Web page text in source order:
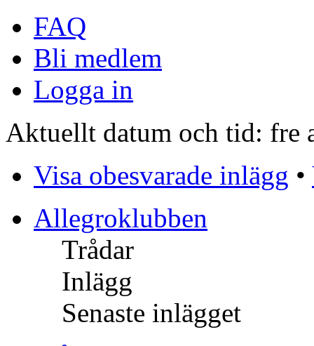
FAQ
Bli medlem
Logga in
Aktuellt datum och tid: fre
Visa obesvarade inlägg •
Allegroklubben
Trådar
Inlägg
Senaste inlägget